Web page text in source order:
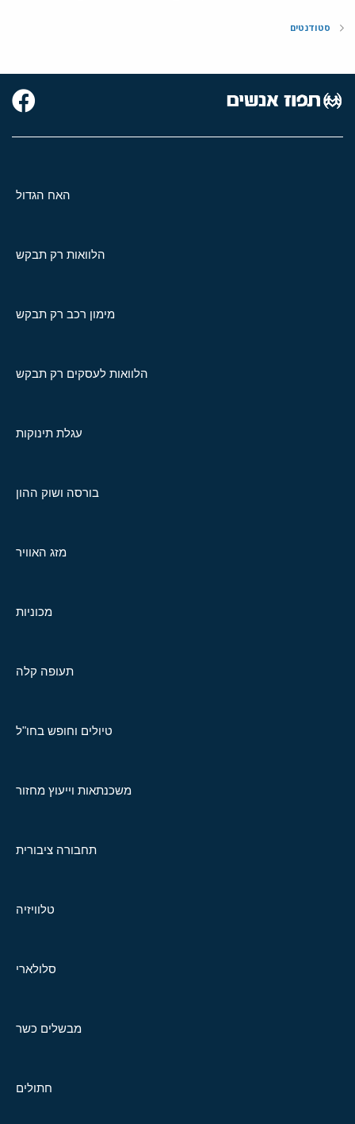
סטודנטים
האח הגדול
הלוואות רק תבקש
מימון רכב רק תבקש
הלוואות לעסקים רק תבקש
עגלת תינוקות
בורסה ושוק ההון
מזג האוויר
מכוניות
תעופה קלה
טיולים וחופש בחו"ל
משכנתאות וייעוץ מחזור
תחבורה ציבורית
טלוויזיה
סלולארי
מבשלים כשר
חתולים